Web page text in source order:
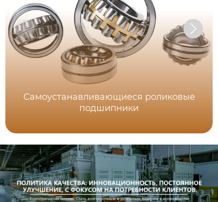
Самоустанавливающиеся роликовые
подшипники